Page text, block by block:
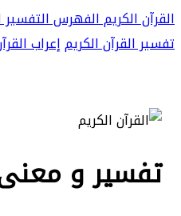
القرآن الكريمالفهرسالتفسير
تفسير القرآن الكريمإعراب
تفسير و معنى الآية 87 سورة الكهف - قال أما